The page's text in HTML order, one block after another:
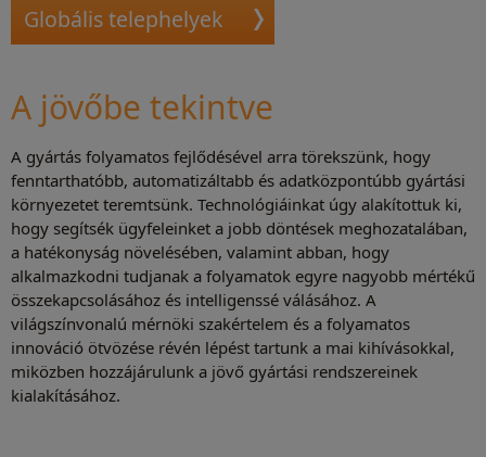
Globális telephelyek
A jövőbe tekintve
A gyártás folyamatos fejlődésével arra törekszünk, hogy
fenntarthatóbb, automatizáltabb és adatközpontúbb gyártási
környezetet teremtsünk. Technológiáinkat úgy alakítottuk ki,
hogy segítsék ügyfeleinket a jobb döntések meghozatalában,
a hatékonyság növelésében, valamint abban, hogy
alkalmazkodni tudjanak a folyamatok egyre nagyobb mértékű
összekapcsolásához és intelligenssé válásához. A
világszínvonalú mérnöki szakértelem és a folyamatos
innováció ötvözése révén lépést tartunk a mai kihívásokkal,
miközben hozzájárulunk a jövő gyártási rendszereinek
kialakításához.